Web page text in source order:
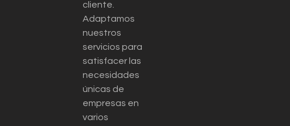
cliente.
Adaptamos
nuestros
servicios para
satisfacer las
necesidades
únicas de
empresas en
varios